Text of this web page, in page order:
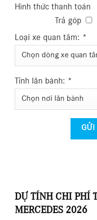
Hình thức thanh toán
Trả góp
Loại xe quan tâm: *
Tỉnh lăn bánh: *
DỰ TÍNH CHI PHÍ
MERCEDES 2026